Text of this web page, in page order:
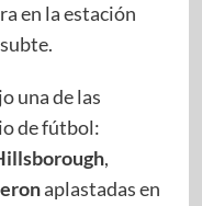
en la estación
una de las
de fútbol:
,
aplastadas en